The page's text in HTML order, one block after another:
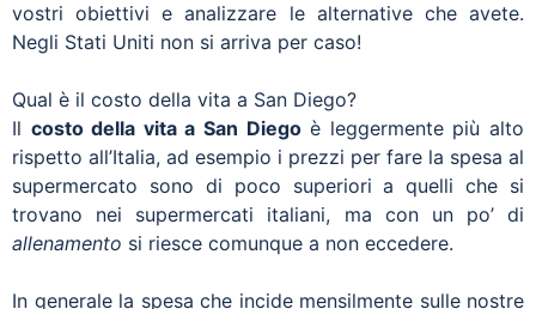
vostri obiettivi e analizzare le alternative che avete.
Negli Stati Uniti non si arriva per caso!
Qual è il costo della vita a San Diego?
Il costo della vita a San Diegoè leggermente più alto
rispetto all’Italia, ad esempio i prezzi per fare la spesa al
supermercato sono di poco superiori a quelli che si
trovano nei supermercati italiani, ma con un po’ di
allenamento si riesce comunque a non eccedere.
In generale la spesa che incide mensilmente sulle nostre